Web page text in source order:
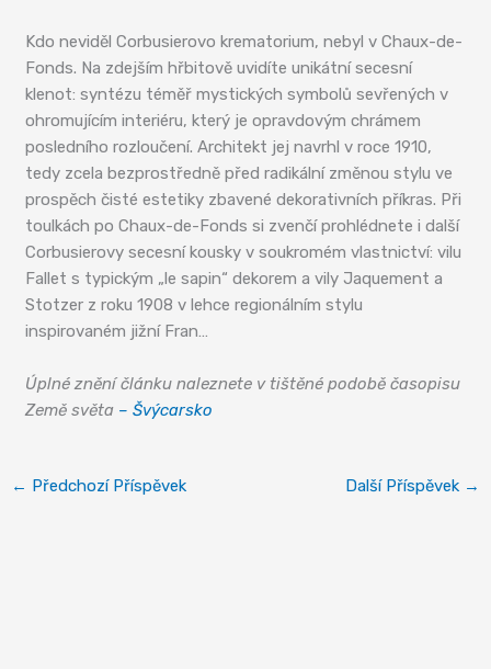
Kdo neviděl Corbusierovo krematorium, nebyl v Chaux-de-
Fonds. Na zdejším hřbitově uvidíte unikátní secesní
klenot: syntézu téměř mystických symbolů sevřených v
ohromujícím interiéru, který je opravdovým chrámem
posledního rozloučení. Architekt jej navrhl v roce 1910,
tedy zcela bezprostředně před radikální změnou stylu ve
prospěch čisté estetiky zbavené dekorativních příkras. Při
toulkách po Chaux-de-Fonds si zvenčí prohlédnete i další
Corbusierovy secesní kousky v soukromém vlastnictví: vilu
Fallet s typickým „le sapin“ dekorem a vily Jaquement a
Stotzer z roku 1908 v lehce regionálním stylu
inspirovaném jižní Fran…
Úplné znění článku naleznete v tištěné podobě časopisu
Země světa – Švýcarsko
← Předchozí Příspěvek Další Příspěvek →